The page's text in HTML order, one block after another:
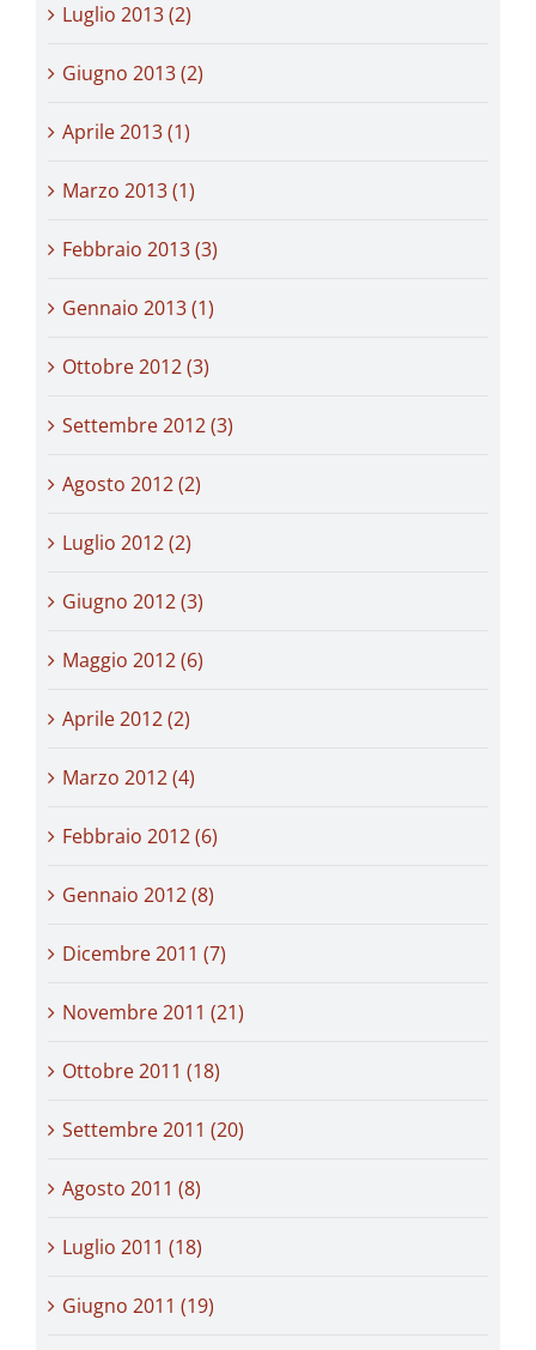
Luglio 2013 (2)
Giugno 2013 (2)
Aprile 2013 (1)
Marzo 2013 (1)
Febbraio 2013 (3)
Gennaio 2013 (1)
Ottobre 2012 (3)
Settembre 2012 (3)
Agosto 2012 (2)
Luglio 2012 (2)
Giugno 2012 (3)
Maggio 2012 (6)
Aprile 2012 (2)
Marzo 2012 (4)
Febbraio 2012 (6)
Gennaio 2012 (8)
Dicembre 2011 (7)
Novembre 2011 (21)
Ottobre 2011 (18)
Settembre 2011 (20)
Agosto 2011 (8)
Luglio 2011 (18)
Giugno 2011 (19)